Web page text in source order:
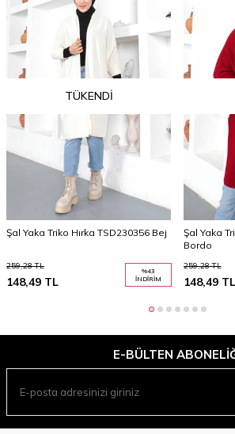
TÜKENDI
Şal Yaka Triko Hırka TSD230356 Bej
259,28TL
148,49 TL
%43
İNDIRIM
Şal Yaka
Bordo
259,28TL
148,49TL
E-BÜLTEN